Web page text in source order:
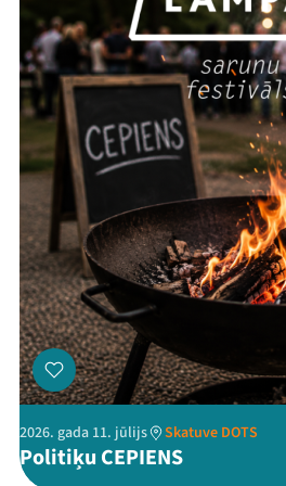
Ziedo
Veikals
Kontakti
ThreadsFacebookYoutube
X
2026. gada 11. jūlijs Skatuve DOTS
Politiķu CEPIENS